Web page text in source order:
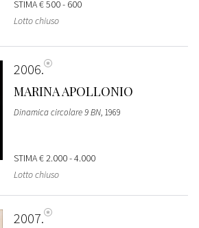
STIMA€ 500 - 600
Lotto chiuso
2006
MARINA APOLLONIO
Dinamica circolare 9 BN, 1969
STIMA€ 2.000 - 4.000
Lotto chiuso
2007